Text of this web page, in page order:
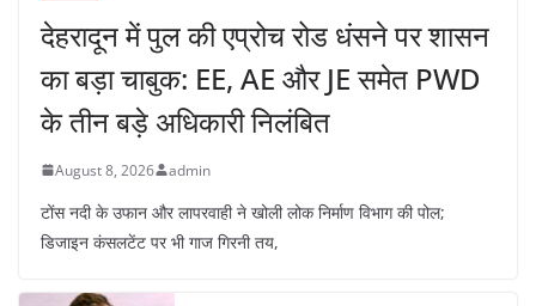
देहरादून में पुल की एप्रोच रोड धंसने पर शासन
का बड़ा चाबुक: EE, AE और JE समेत PWD
के तीन बड़े अधिकारी निलंबित
August 8, 2026 admin
टोंस नदी के उफान और लापरवाही ने खोली लोक निर्माण विभाग की पोल;
डिजाइन कंसलटेंट पर भी गाज गिरनी तय,